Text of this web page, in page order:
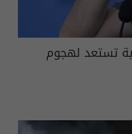
تستعد لهجوم